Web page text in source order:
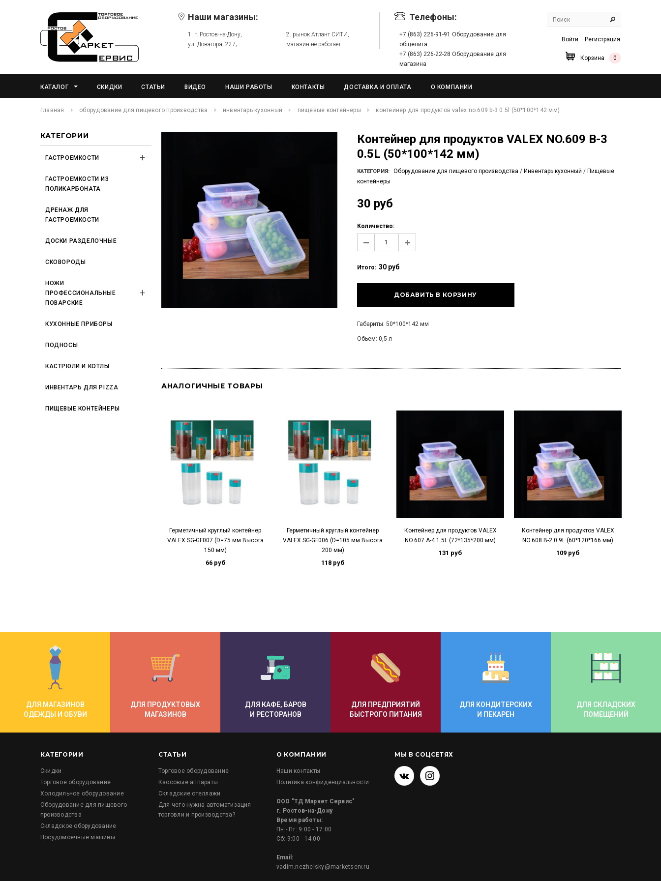
Наши магазины:
1. г. Ростов-на-Дону,
ул. Доватора, 227;
2. рынок Атлант СИТИ,
магазин не работает
Телефоны:
+7 (863) 226-91-91 Оборудование для
общепита
+7 (863) 226-22-28 Оборудование для
магазина
Войти Регистрация
Корзина 0
КАТАЛОГ СКИДКИ СТАТЬИ ВИДЕО НАШИ РАБОТЫ КОНТАКТЫ ДОСТАВКА И ОПЛАТА О КОМПАНИИ
главная оборудование для пищевого производства инвентарь кухонный пищевые контейнеры контейнер для продуктов valex no.609 b-3 0.5l (50*100*142 мм)
КАТЕГОРИИ
ГАСТРОЕМКОСТИ
ГАСТРОЕМКОСТИ ИЗ
ПОЛИКАРБОНАТА
ДРЕНАЖ ДЛЯ
ГАСТРОЕМКОСТИ
ДОСКИ РАЗДЕЛОЧНЫЕ
СКОВОРОДЫ
НОЖИ
ПРОФЕССИОНАЛЬНЫЕ
ПОВАРСКИЕ
КУХОННЫЕ ПРИБОРЫ
ПОДНОСЫ
КАСТРЮЛИ И КОТЛЫ
ИНВЕНТАРЬ ДЛЯ PIZZA
ПИЩЕВЫЕ КОНТЕЙНЕРЫ
Контейнер для продуктов VALEX NO.609 B-3
0.5L (50*100*142 мм)
КАТЕГОРИЯ: Оборудование для пищевого производства / Инвентарь кухонный / Пищевые
контейнеры
30 руб
Количество:
Итого: 30 руб
Габариты: 50*100*142 мм
Обьем: 0,5 л
АНАЛОГИЧНЫЕ ТОВАРЫ
Герметичный круглый контейнер
VALEX SG-GF007 (D=75 мм Высота
150 мм)
66 руб
Герметичный круглый контейнер
VALEX SG-GF006 (D=105 мм Высота
200 мм)
118 руб
Контейнер для продуктов VALEX
NO.607 A-4 1.5L (72*135*200 мм)
131 руб
Контейнер для продуктов VALEX
NO.608 B-2 0.9L (60*120*166 мм)
109 руб
ДЛЯ МАГАЗИНОВ
ОДЕЖДЫ И ОБУВИ
ДЛЯ ПРОДУКТОВЫХ
МАГАЗИНОВ
ДЛЯ КАФЕ, БАРОВ
И РЕСТОРАНОВ
ДЛЯ ПРЕДПРИЯТИЙ
БЫСТРОГО ПИТАНИЯ
ДЛЯ КОНДИТЕРСКИХ
И ПЕКАРЕН
ДЛЯ СКЛАДСКИХ
ПОМЕЩЕНИЙ
КАТЕГОРИИ
Скидки
Торговое оборудование
Холодильное оборудование
Оборудование для пищевого
производства
Складское оборудование
Посудомоечные машины
СТАТЬИ
Торговое оборудование
Кассовые аппараты
Складские стеллажи
Для чего нужна автоматизация
торговли и производства?
О КОМПАНИИ
Наши контакты
Политика конфиденциальности
ООО "ТД Маркет Сервис"
г. Ростов-на-Дону
Время работы:
Пн - Пт: 9:00 - 17:00
Сб: 9:00 - 14:00
Email:
vadim.nezhelsky@marketserv.ru
МЫ В СОЦСЕТЯХ